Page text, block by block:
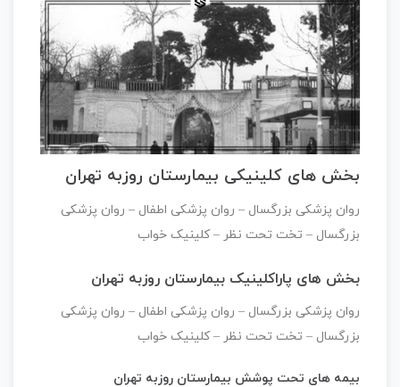
بخش های کلینیکی بیمارستان روزبه تهران
روان پزشکی بزرگسال – روان پزشکی اطفال – روان پزشکی
بزرگسال – تخت تحت نظر – کلینیک خواب
بخش های پاراکلینیک بیمارستان روزبه تهران
روان پزشکی بزرگسال – روان پزشکی اطفال – روان پزشکی
بزرگسال – تخت تحت نظر – کلینیک خواب
بیمه های تحت پوشش بیمارستان روزبه تهران